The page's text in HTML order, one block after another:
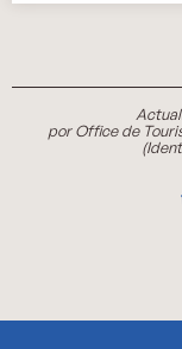
por Office de